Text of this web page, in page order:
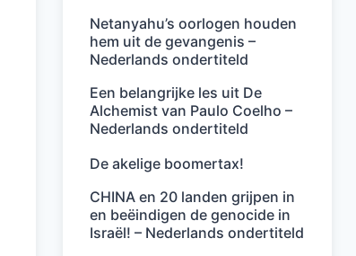
Netanyahu’s oorlogen houden
hem uit de gevangenis –
Nederlands ondertiteld
Een belangrijke les uit De
Alchemist van Paulo Coelho –
Nederlands ondertiteld
De akelige boomertax!
CHINA en 20 landen grijpen in
en beëindigen de genocide in
Israël! – Nederlands ondertiteld